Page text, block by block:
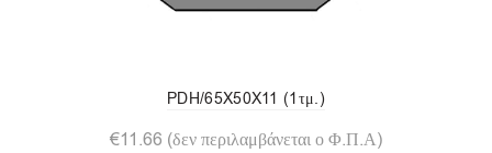
PDH/65X50X11 (1τμ.)
€11.66 (δεν περιλαμβάνεται ο Φ.Π.Α)